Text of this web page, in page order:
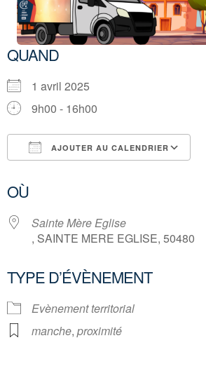
QUAND
1 avril 2025
9h00 - 16h00
AJOUTER AU CALENDRIER
OÙ
Sainte Mère Eglise
, SAINTE MERE EGLISE, 50480
TYPE D’ÉVÈNEMENT
Evènement territorial
manche, proximité